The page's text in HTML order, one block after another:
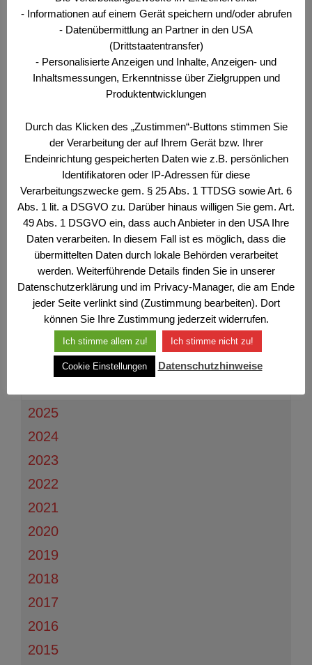
der Bedeutung zusammenhängt, die man der
Landesverteidigung in Österreich insgesamt
zumisst, ist relativ offenkundig. Jahrzehntelang hat
man eine Sicherheitspolitik betrieben, die sich auf
Mozartkugeln und Lipizzaner verlassen hat, anders
Weiterlesen …
Kategorien
Der Offizier,Wehr- und Sicherheitspolitisches
Bulletin
Schlagwörter
Landesverteidigung,Personalgewinnung,
Wächter,Wahlen
Archiv
2026
Juni
März
2025
2024
2023
2022
2021
2020
2019
2018
2017
2016
2015
- Informationen auf einem Gerät speichern und/oder abrufen
- Datenübermittlung an Partner in den USA
(Drittstaatentransfer)
- Personalisierte Anzeigen und Inhalte, Anzeigen- und
Inhaltsmessungen, Erkenntnisse über Zielgruppen und
Produktentwicklungen
Durch das Klicken des „Zustimmen“-Buttons stimmen Sie
der Verarbeitung der auf Ihrem Gerät bzw. Ihrer
Endeinrichtung gespeicherten Daten wie z.B. persönlichen
Identifikatoren oder IP-Adressen für diese
Verarbeitungszwecke gem. § 25 Abs. 1 TTDSG sowie Art. 6
Abs. 1 lit. a DSGVO zu. Darüber hinaus willigen Sie gem. Art.
49 Abs. 1 DSGVO ein, dass auch Anbieter in den USA Ihre
Daten verarbeiten. In diesem Fall ist es möglich, dass die
übermittelten Daten durch lokale Behörden verarbeitet
werden. Weiterführende Details finden Sie in unserer
Datenschutzerklärung und im Privacy-Manager, die am Ende
jeder Seite verlinkt sind (Zustimmung bearbeiten). Dort
können Sie Ihre Zustimmung jederzeit widerrufen.
Ich stimme allem zu! Ich stimme nicht zu!
Cookie Einstellungen Datenschutzhinweise